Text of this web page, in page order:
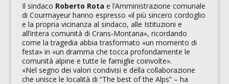
Il sindaco Roberto Rota e l’Amministrazione comunale
di Courmayeur hanno espresso «il più sincero cordoglio
e la propria vicinanza al sindaco, alle Istituzioni e
all’intera comunità di Crans‑Montana», ricordando
come la tragedia abbia trasformato «un momento di
festa»in «un dramma che tocca profondamente le
comunità alpine e tutte le famiglie coinvolte».
«Nel segno dei valori condivisi e della collaborazione
che unisce le località di “The best of the Alps”– ha